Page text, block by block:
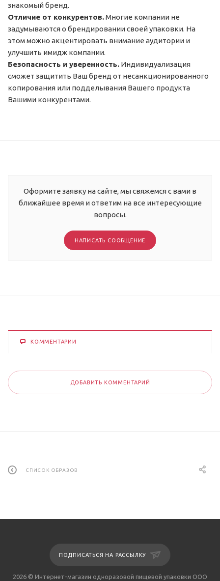
знакомый бренд.
Отличие от конкурентов.Многие компании не
задумываются о брендировании своей упаковки. На
этом можно акцентировать внимание аудитории и
улучшить имидж компании.
Безопасность и уверенность. Индивидуализация
сможет защитить Ваш бренд от несанкционированного
копирования или подделывания Вашего продукта
Вашими конкурентами.
Оформите заявку на сайте, мы свяжемся с вами в
ближайшее время и ответим на все интересующие
вопросы.
НАПИСАТЬ СООБЩЕНИЕ
КОММЕНТАРИИ
ДОБАВИТЬ КОММЕНТАРИЙ
СПИСОК ОБРАЗОВ
ПОДПИСАТЬСЯ НА РАССЫЛКУ
2026 © Интернет-магазин одноразовой пищевой упаковки ООО